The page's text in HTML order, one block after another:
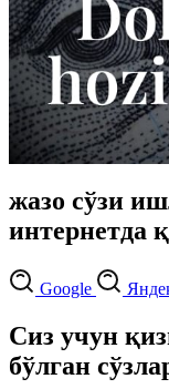
жазо сўзи
интернетда
Google
Сиз учун
бўлган